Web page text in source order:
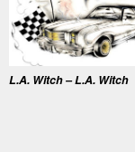
L.A. Witch – L.A. Witch